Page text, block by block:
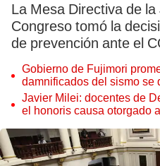
La Mesa Directiva de
Congreso tomó la
de prevención ante el
Gobierno de Fujimori
damnificados del sismo se
Javier Milei: docentes de
el honoris causa otorgado